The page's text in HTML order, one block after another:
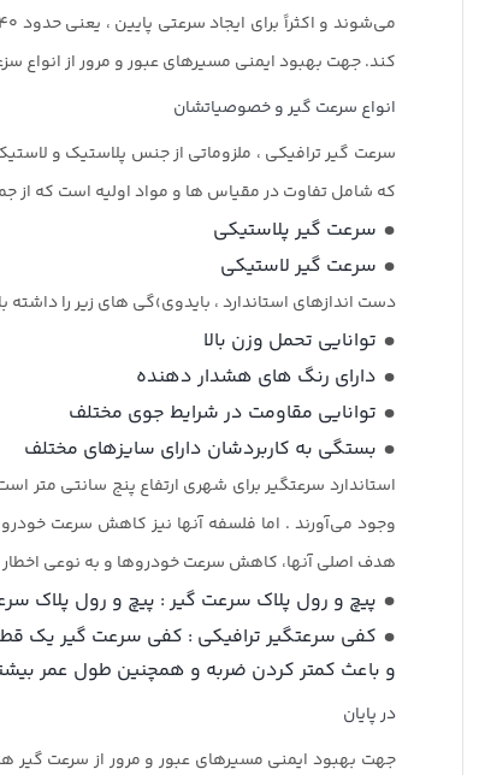
می‌شوند و اکثراً برای ایجاد سرعتی پایین ، یعنی حدود 40 کیلومتر بر ساعت یا کم‌ تر ایجاد می‌شوند. این محصول جزئی از
کند. جهت بهبود ایمنی مسیرهای عبور و مرور از
انواع سرعت گیر و خصوصیاتشان
سرعت گیر ترافیکی ، ملزوماتی از جنس پلاستیک و
که شامل تفاوت در مقیاس ها و مواد اولیه است که از
سرعت گیر پلاستیکی
سرعت گیر لاستیکی
دست اندازهای استاندارد ، بایدوی›گی های زیر را داشته
توانایی تحمل وزن بالا
دارای رنگ های هشدار دهنده
توانایی مقاومت در شرایط جوی مختلف
بستگی به کاربردشان دارای سایزهای مختلف
استاندارد سرعتگیر برای شهری ارتفاع پنج سانتی متر
وجود می‌آورند . اما فلسفه آنها نیز کاهش سرعت
هدف اصلی آنها، کاهش سرعت خودروها و به نوعی اخطار
پیچ و رول پلاک سرعت گیر : پیچ و رول پلاک سرعتگیر دارای آبکاری مقاوم و ارتفاع آن 11
کفی سرعتگیر ترافیکی : کفی سرعت گیر یک
و باعث کمتر کردن ضربه و همچنین طول عمر
در پایان
جهت بهبود ایمنی مسیرهای عبور و مرور از سرعت